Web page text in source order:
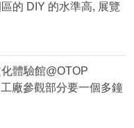
的 DIY 的水準高, 展覽
體驗館@OTOP
廠參觀部分要一個多鐘